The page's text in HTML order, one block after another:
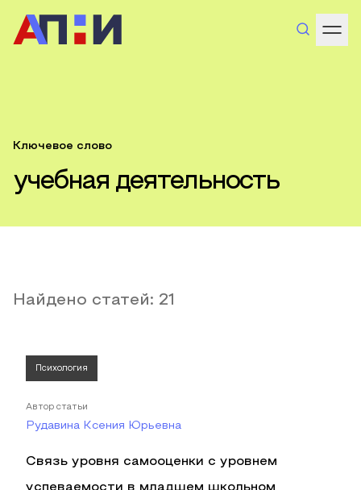
Ключевое слово
учебная деятельность
Найдено статей: 21
Психология
Автор статьи
Рудавина Ксения Юрьевна
Связь уровня самооценки с уровнем
успеваемости в младшем школьном